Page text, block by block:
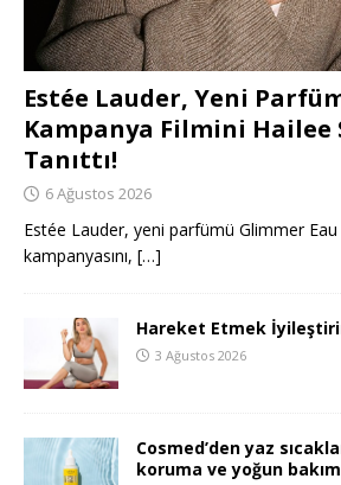
Estée Lauder, Yeni
Kampanya Filmini
Tanıttı!
6 Ağustos 2026
Estée Lauder, yeni parfümü Glimmer Eau
kampanyasını, […]
Hareket Etmek
3 Ağustos 2026
Cosmed’den yaz
koruma ve yoğun bakım